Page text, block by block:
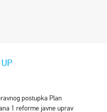
postupka Plan
1 reforme javne uprav